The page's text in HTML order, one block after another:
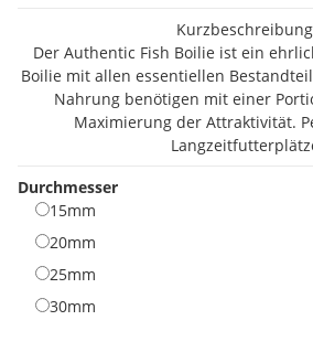
Der Authentic Fish Boilie ist ein
Boilie mit allen essentiellen
Nahrung benötigen mit einer
Maximierung der Attraktivität.
Durchmesser
15mm
20mm
25mm
30mm